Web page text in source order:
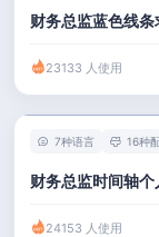
财务总监蓝色线
23133 人使用
7种语言 16种
财务总监时间轴个
24153 人使用